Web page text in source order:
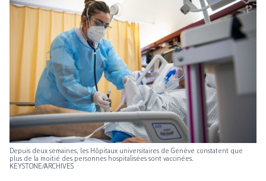
Depuis deux semaines, les Hôpitaux universitaires de Genève constatent que
plus de la moitié des personnes hospitalisées sont vaccinées.
KEYSTONE/ARCHIVES